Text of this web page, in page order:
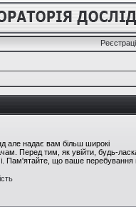
але надає вам більш широкі
Перед тим, як увійти, будь-
Пам'ятайте, що ваше перебування